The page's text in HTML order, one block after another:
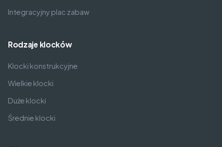
Integracyjny plac zabaw
Rodzaje klocków
Klocki konstrukcyjne
Wielkie klocki
Duże klocki
Średnie klocki